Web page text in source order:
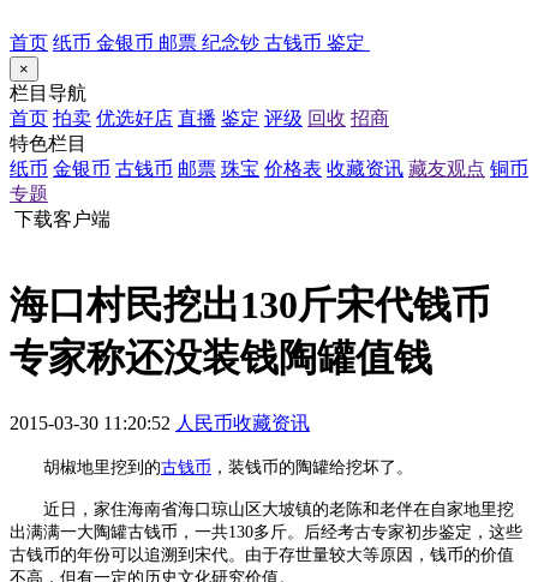
首页 纸币 金银币 邮票 纪念钞 古钱币 鉴定
×
栏目导航
首页 拍卖 优选好店 直播 鉴定 评级 回收 招商
特色栏目
纸币 金银币 古钱币 邮票 珠宝 价格表 收藏资讯 藏友观点 铜币
专题
下载客户端
海口村民挖出130斤宋代钱币
专家称还没装钱陶罐值钱
2015-03-30 11:20:52 人民币收藏资讯
胡椒地里挖到的古钱币 ，装钱币的陶罐给挖坏了。
近日，家住海南省海口琼山区大坡镇的老陈和老伴在自家地里挖
出满满一大陶罐古钱币，一共130多斤。后经考古专家初步鉴定，这些
古钱币的年份可以追溯到宋代。由于存世量较大等原因，钱币的价值
不高，但有一定的历史文化研究价值。